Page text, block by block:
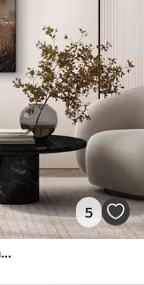
5
Kaks suurt halli, pikkade kaelade ja tiibadega kraanat, mis seisavad puudest ümbritsetud udujärves